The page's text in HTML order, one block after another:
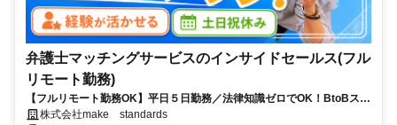
弁護士マッチングサービスのインサイドセールス(フル
リモート勤務)
【フルリモート勤務OK】平日５日勤務／法律知識ゼロでOK！BtoBスキ
ルが身につく営業職
株式会社make standards